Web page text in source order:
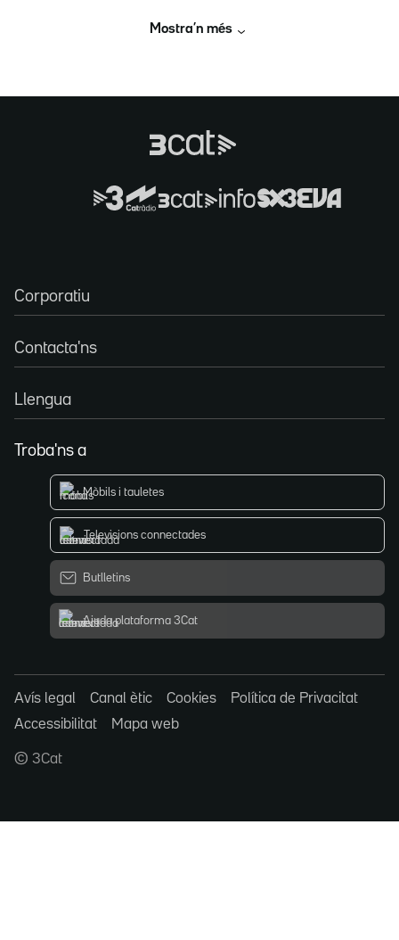
Mostra’n més
Corporatiu
Contacta'ns
Llengua
Troba'ns a
Mòbils i tauletes
Televisions connectades
Butlletins
Ajuda plataforma 3Cat
Avís legal Canal ètic Cookies
Política de Privacitat
Accessibilitat
Mapa web
© 3Cat